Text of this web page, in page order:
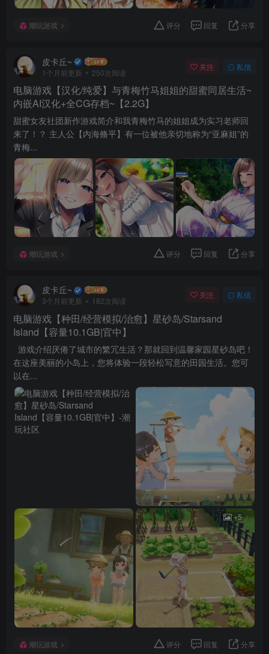
潮玩游戏 评分 回复 分享
皮卡丘~
1个月前更新 250次阅读
关注 私信
电脑游戏【汉化/纯爱】与青梅竹马姐姐的甜蜜同居生活~
内嵌AI汉化+全CG存档~【2.2G】
甜蜜女友社团新作游戏简介和我青梅竹马的姐姐成为实习老师回
来了！？ 主人公【内海脩平】有一位被他亲切地称为“亚麻姐”的
青梅...
潮玩游戏 评分 回复 分享
皮卡丘~
3个月前更新 182次阅读
关注 私信
电脑游戏【种田/经营模拟/治愈】星砂岛/Starsand
Island【容量10.1GB|官中】
游戏介绍厌倦了城市的繁冗生活？那就回到温馨家园星砂岛吧！
在这座美丽的小岛上，您将体验一段轻松写意的田园生活。您可
以在...
+5
潮玩游戏 评分 回复 分享